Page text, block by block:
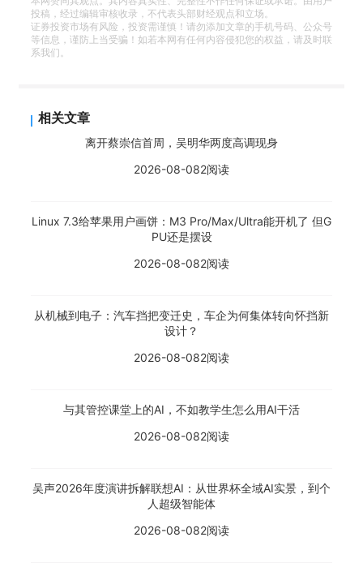
投稿，经过编辑审核收录，不代表头部财经观点和立场。
证券投资市场有风险，投资需谨慎！请勿添加文章的手机号码、公众号
等信息，谨防上当受骗！如若本网有任何内容侵犯您的权益，请及时联
系我们。
相关文章
离开蔡崇信首周，吴明华两度高调现身
2026-08-082阅读
Linux 7.3给苹果用户画饼：M3 Pro/Max/Ultra能开机了 但G
PU还是摆设
2026-08-082阅读
从机械到电子：汽车挡把变迁史，车企为何集体转向怀挡新
设计？
2026-08-082阅读
与其管控课堂上的AI，不如教学生怎么用AI干活
2026-08-082阅读
吴声2026年度演讲拆解联想AI：从世界杯全域AI实景，到个
人超级智能体
2026-08-082阅读